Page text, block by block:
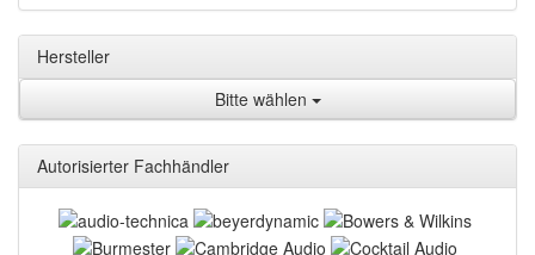
Hersteller
Bitte wählen
Autorisierter Fachhändler